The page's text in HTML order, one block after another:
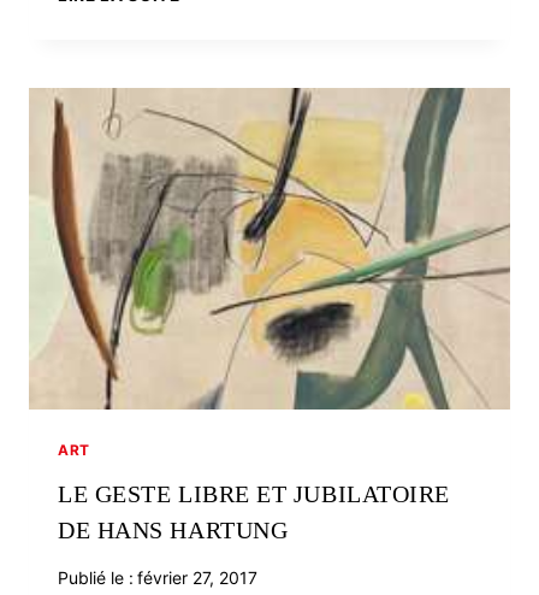
LE
MONDE
RURAL
ART
LE GESTE LIBRE ET JUBILATOIRE
DE HANS HARTUNG
Publié le : février 27, 2017